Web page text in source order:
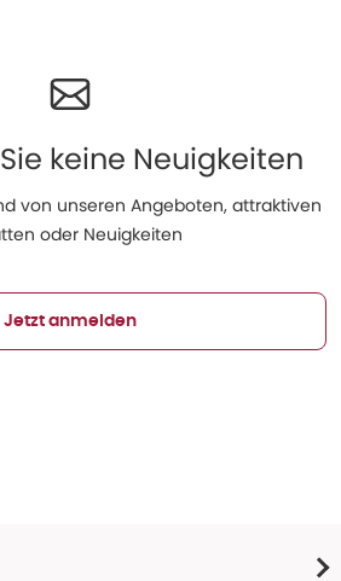
keine Neuigkeiten
von unseren Angeboten, attraktiven
oder Neuigkeiten
Jetzt anmelden